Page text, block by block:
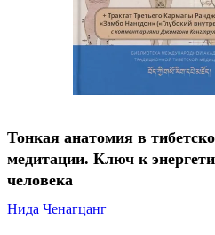
Тонкая анатомия в
медитации. Ключ к
человека
Нида Ченагцанг